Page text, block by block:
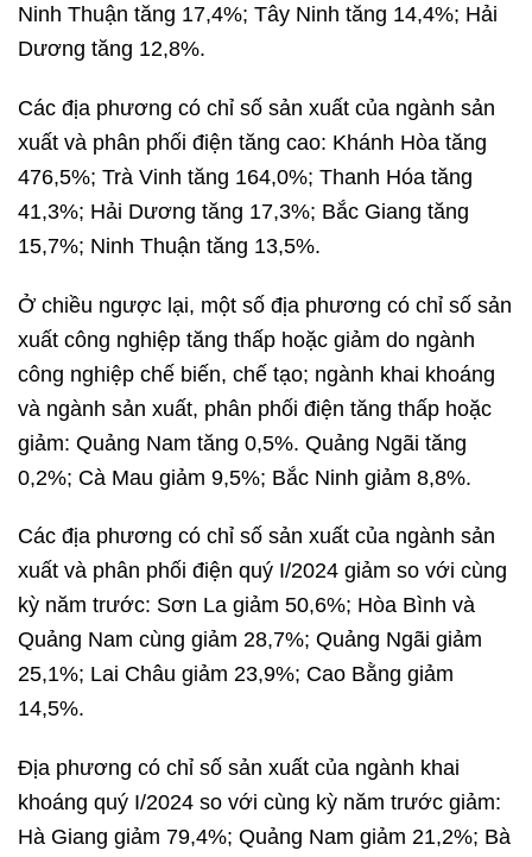
Ninh Thuận tăng 17,4%; Tây Ninh tăng 14,4%; Hải
Dương tăng 12,8%.
Các địa phương có chỉ số sản xuất của ngành sản
xuất và phân phối điện tăng cao: Khánh Hòa tăng
476,5%; Trà Vinh tăng 164,0%; Thanh Hóa tăng
41,3%; Hải Dương tăng 17,3%; Bắc Giang tăng
15,7%; Ninh Thuận tăng 13,5%.
Ở chiều ngược lại, một số địa phương có chỉ số sản
xuất công nghiệp tăng thấp hoặc giảm do ngành
công nghiệp chế biến, chế tạo; ngành khai khoáng
và ngành sản xuất, phân phối điện tăng thấp hoặc
giảm: Quảng Nam tăng 0,5%. Quảng Ngãi tăng
0,2%; Cà Mau giảm 9,5%; Bắc Ninh giảm 8,8%.
Các địa phương có chỉ số sản xuất của ngành sản
xuất và phân phối điện quý I/2024 giảm so với cùng
kỳ năm trước: Sơn La giảm 50,6%; Hòa Bình và
Quảng Nam cùng giảm 28,7%; Quảng Ngãi giảm
25,1%; Lai Châu giảm 23,9%; Cao Bằng giảm
14,5%.
Địa phương có chỉ số sản xuất của ngành khai
khoáng quý I/2024 so với cùng kỳ năm trước giảm:
Hà Giang giảm 79,4%; Quảng Nam giảm 21,2%; Bà